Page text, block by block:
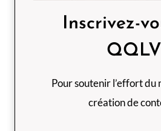
Inscrivez-
Pour soutenir l’effort du
création de